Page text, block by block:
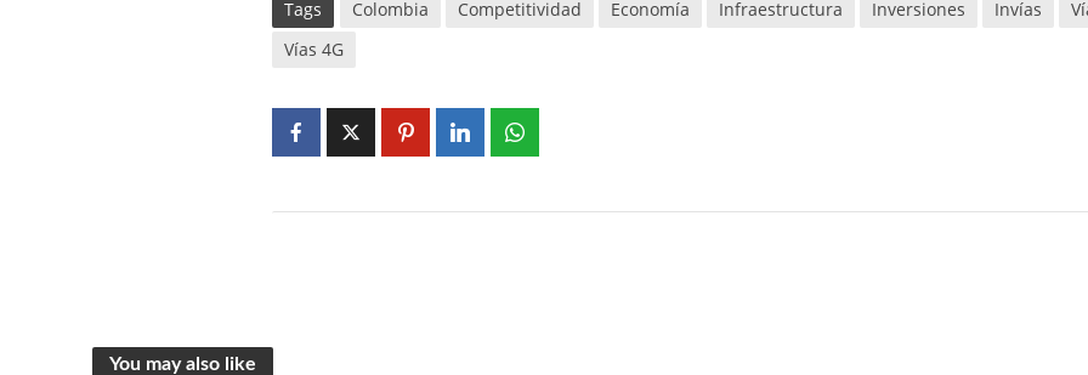
Tags Colombia Competitividad Economía Infraestructura Inversiones Invías
Vías 4G
You may also like